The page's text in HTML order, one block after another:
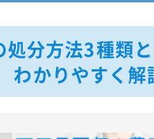
処分方法3種類
わかりやすく解